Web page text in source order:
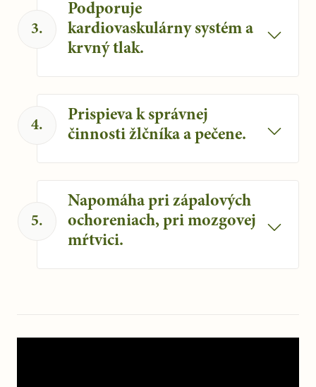
3.
Podporuje
kardiovaskulárny systém a
krvný tlak.
Podporuje normálnu činnosť
kardiovaskulárneho systému a
prirodzený krvný tlak.
4.
Prispieva k správnej
činnosti žlčníka a pečene.
Prispieva k správnej činnosti žlčníka,
pečene a k normálnemu tráveniu.
5.
Napomáha pri zápalových
ochoreniach, pri mozgovej
mŕtvici.
Ľubovník napomáha pri zápalových